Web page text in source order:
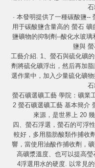
石
· 本發明提供了一種碳酸鹽--
用于碳酸鹽含量高的 螢石
鹽礦物的抑制劑--酸化水玻
鹽與 螢
工藝介紹. 1、螢石與硫化礦
劑將硫化礦浮出，然后再加
選作業中，加入少量硫化礦
石
螢石礦選礦工藝 學院：礦業
2 螢石礦選礦工藝 基本簡介
來源，是世界上 20
四、螢石浮選，螢石的可浮
較好，多用脂肪酸類作捕收
響，當使用油酸作捕收劑，
高礦漿溫度、也可以提高瑩
4浮選用水的硬度. 以常見